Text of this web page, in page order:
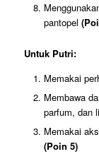
pantopel
Untuk Putri:
Memakai
Membawa
parfum, dan
Memakai
(Poin 5)